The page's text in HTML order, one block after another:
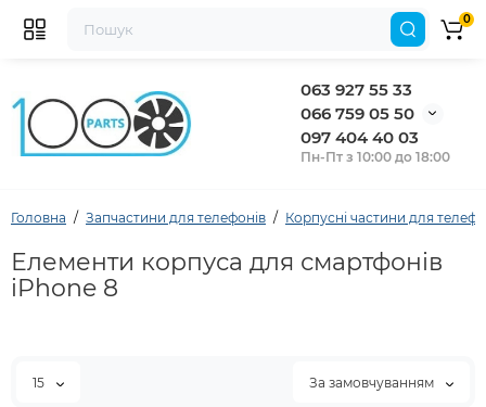
063 927 55 33
066 759 05 50
097 404 40 03
Пн-Пт з 10:00 до 18:00
0
Головна Запчастини для телефонів Корпусні частини для
Елементи корпуса для смартфонів
iPhone 8
15 За замовчуванням